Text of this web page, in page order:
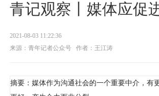
青记观察丨媒体应促
2021-08-03 11:22:36
来源：青年记者公众号
作者：王江涛
摘要：媒体作为沟通社会的一个重要中介，有